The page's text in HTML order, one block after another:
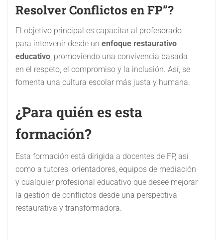
Resolver Conflictos en FP”?
El objetivo principal es capacitar al profesorado
para intervenir desde un enfoque restaurativo
educativo, promoviendo una convivencia basada
en el respeto, el compromiso y la inclusión. Así, se
fomenta una cultura escolar más justa y humana.
¿Para quién es esta
formación?
Esta formación está dirigida a docentes de FP, así
como a tutores, orientadores, equipos de mediación
y cualquier profesional educativo que desee mejorar
la gestión de conflictos desde una perspectiva
restaurativa y transformadora.